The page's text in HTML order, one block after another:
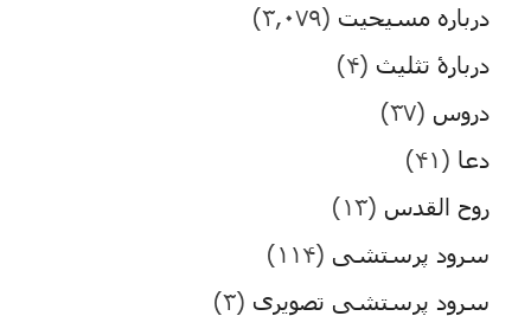
درباره مسیحیت (۳,۰۷۹)
دربارۀ تثلیث (۴)
دروس (۳۷)
دعا (۴۱)
روح القدس (۱۳)
سرود پرستشی (۱۱۴)
سرود پرستشی تصویری (۳)